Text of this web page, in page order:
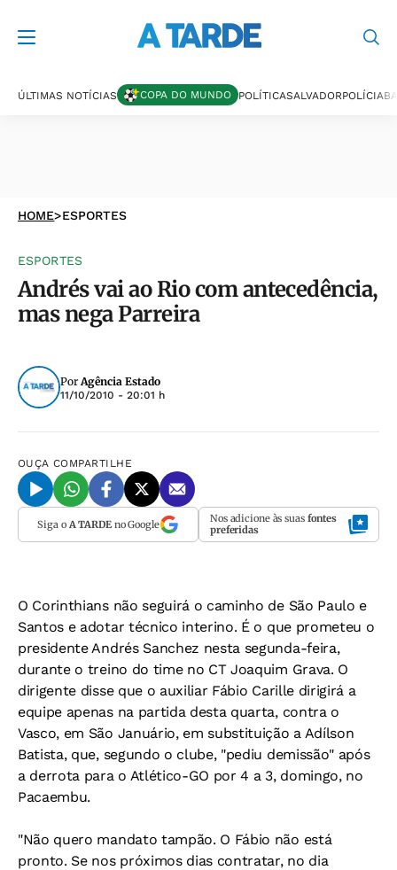
ÚLTIMAS NOTÍCIAS COPA DO MUNDO POLÍTICASALVADORPOLÍCIA
HOME>ESPORTES
ESPORTES
Andrés vai ao Rio com antecedência,
mas nega Parreira
PorAgência Estado
11/10/2010 - 20:01 h
OUÇA COMPARTILHE
Siga o A TARDEno Google Nos adicione às suas fontes
preferidas
O Corinthians não seguirá o caminho de São Paulo e
Santos e adotar técnico interino. É o que prometeu o
presidente Andrés Sanchez nesta segunda-feira,
durante o treino do time no CT Joaquim Grava. O
dirigente disse que o auxiliar Fábio Carille dirigirá a
equipe apenas na partida desta quarta, contra o
Vasco, em São Januário, em substituição a Adílson
Batista, que, segundo o clube, "pediu demissão" após
a derrota para o Atlético-GO por 4 a 3, domingo, no
Pacaembu.
"Não quero mandato tampão. O Fábio não está
pronto. Se nos próximos dias contratar, no dia